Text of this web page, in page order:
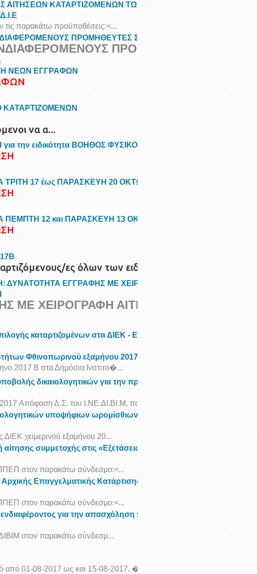
ΚΑΤΑΡΤΙΖΟΜΕΝΩΝ ΤΩΝ ΔΗΜΟΣΙΩΝ ΙΝΣΤΙΤΟΥΤΩΝ
τις παρακάτω προϋποθέσεις:<...
ΠΡΟΜΗΘΕΥΤΕΣ ΣΩΜΑΤΩΝ ΘΕΡΜΑΝΣΗΣ
ΠΡΟΜΗΘΕΥΤΕΣ
ΝΕΩΝ ΕΓΓΡΑΦΩΝ
ΚΑΤΑΡΤΙΖΟΜΕΝΩΝ
να α...
την ειδικότητα ΒΟΗΘΟΣ ΦΥΣΙΚΟΘΕΡΑΠΕΙΑΣ
17 έως ΠΑΡΑΣΚΕΥΗ 20 ΟΚΤΩΒΡΙΟΥ 2017
12 και ΠΑΡΑΣΚΕΥΗ 13 ΟΚΤΩΒΡΙΟΥ 2017
ες όλων των ειδικοτήτω...
ΔΥΝΑΤΟΤΗΤΑ ΕΓΓΡΑΦΗΣ ΜΕ ΧΕΙΡΟΓΡΑΦΗ ΑΙΤΗΣΗ (ΓΙΑ ΟΣΟΥΣ
ΜΕ ΧΕΙΡΟΓΡΑΦΗ ΑΙΤΗΣΗ (ΓΙΑ ΟΣΟΥΣ ΔΕΝ
καταρτιζομένων στα ΔΙΕΚ - Εγγραφές νέων επιτυχόντων
Φθινοπωρινού εξαμήνου 2017Β στα Δ.Ι.Ε.Κ.
2017 Β στα Δημόσια Ινστιτο�...
δικαιολογητικών για την πρόσκληση εκδήλωσης
Aπόφαση Δ.Σ. του Ι.ΝΕ.ΔΙ.ΒΙ.Μ, παρατ�...
υποψήφιων ωρομίσθιων εκπαιδευτών ΔΙΕΚ χειμερινού
ΔΙΕΚ χειμερινού εξαμήνου 20...
συμμετοχής στις «Εξετάσεις Πιστοποίησης Αρχικής
στον παρακάτω σύνδεσμο:<...
Αρχικής Επαγγελματικής Κατάρτισης αποφοίτων Ι.Ε.Κ., 1ης Περιόδου
στον παρακάτω σύνδεσμο:<...
για την απασχόληση Ωρομίσθιων Εκπαιδευτών ΔΙΕΚ,
στον παρακάτω σύνδεσμ...
από 01-08-2017 ως και 15-08-2017. �...